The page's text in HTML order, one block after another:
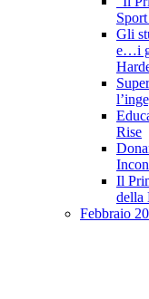
Gli
e…i
Rise
Il
della
Febbraio